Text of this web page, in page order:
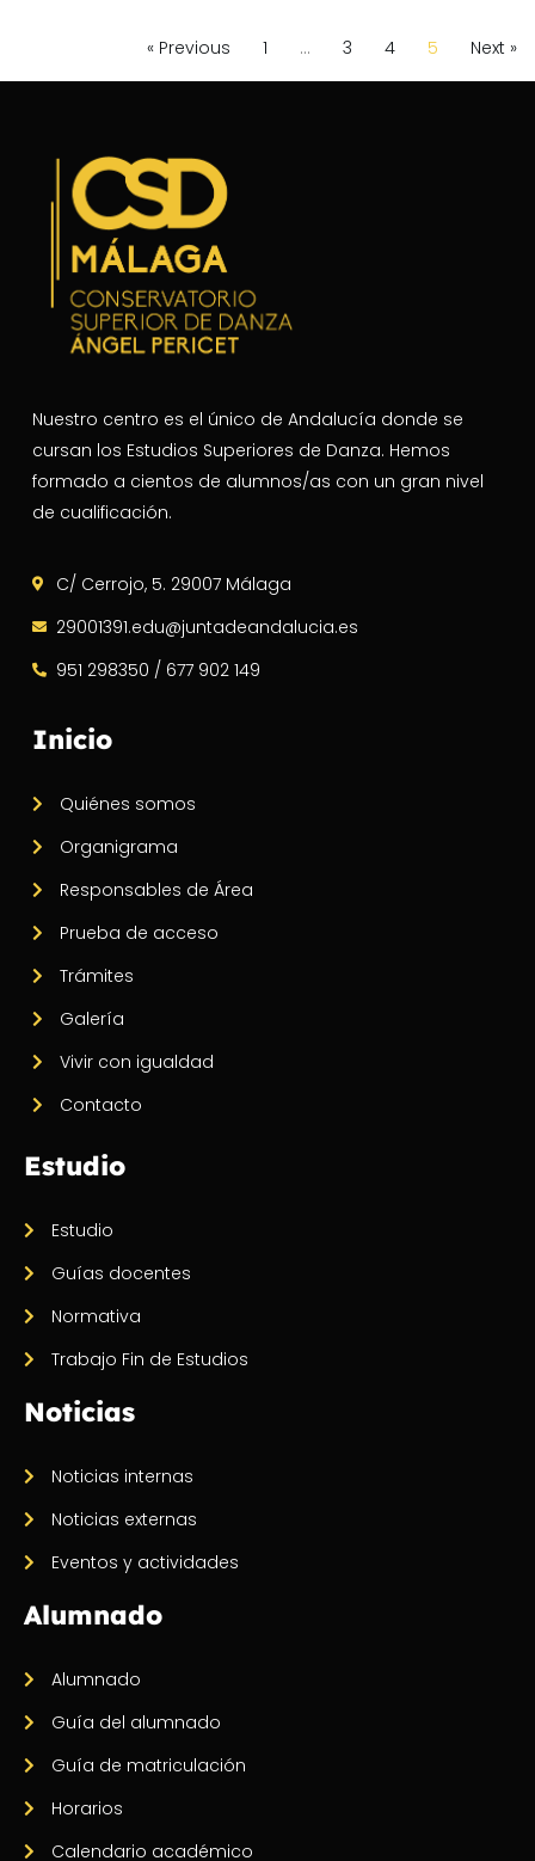
« Previous 1 … 3 4 5 Next »
Nuestro centro es el único de Andalucía donde se
cursan los Estudios Superiores de Danza. Hemos
formado a cientos de alumnos/as con un gran nivel
de cualificación.
C/ Cerrojo, 5. 29007 Málaga
29001391.edu@juntadeandalucia.es
951 298350 / 677 902 149
Inicio
Quiénes somos
Organigrama
Responsables de Área
Prueba de acceso
Trámites
Galería
Vivir con igualdad
Contacto
Estudio
Estudio
Guías docentes
Normativa
Trabajo Fin de Estudios
Noticias
Noticias internas
Noticias externas
Eventos y actividades
Alumnado
Alumnado
Guía del alumnado
Guía de matriculación
Horarios
Calendario académico